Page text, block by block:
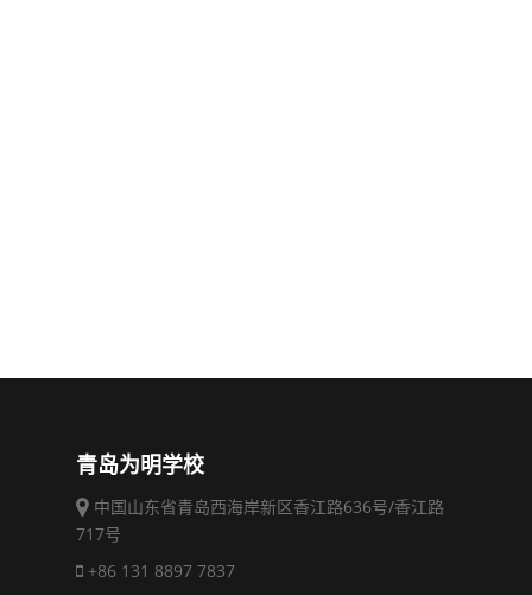
青岛为明学校
中国山东省青岛西海岸新区香江路636号/香江路
717号
+86 131 8897 7837